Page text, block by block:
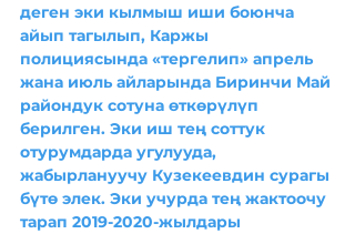
деген эки кылмыш иши боюнча
айып тагылып, Каржы
полициясында «тергелип» апрель
жана июль айларында Биринчи Май
райондук сотуна өткөрүлүп
берилген. Эки иш тең соттук
отурумдарда угулууда,
жабырлануучу Кузекеевдин сурагы
бүтө элек. Эки учурда тең жактоочу
тарап 2019-2020-жылдары